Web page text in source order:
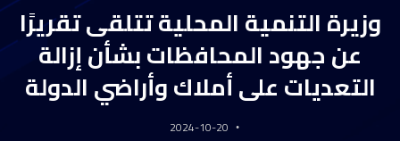
وزيرة التنمية المحلية تتلقى تقريرًا
عن جهود المحافظات بشأن إزالة
التعديات على أملاك وأراضي الدولة
2024-10-20